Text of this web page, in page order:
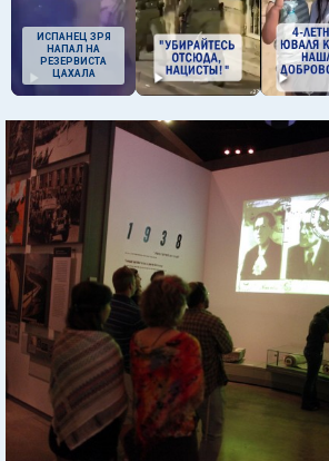
ИСПАНЕЦ ЗРЯ
НАПАЛ НА
РЕЗЕРВИСТА
ЦАХАЛА